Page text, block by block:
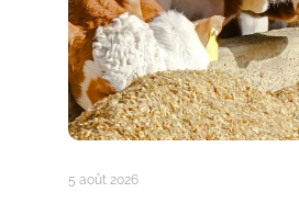
5 août 2026